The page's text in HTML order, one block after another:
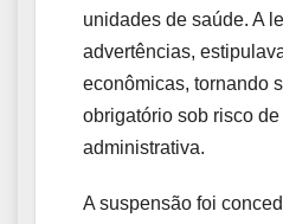
unidades de saúde. A
advertências,
econômicas, tornando
obrigatório sob risco
administrativa.
A suspensão foi